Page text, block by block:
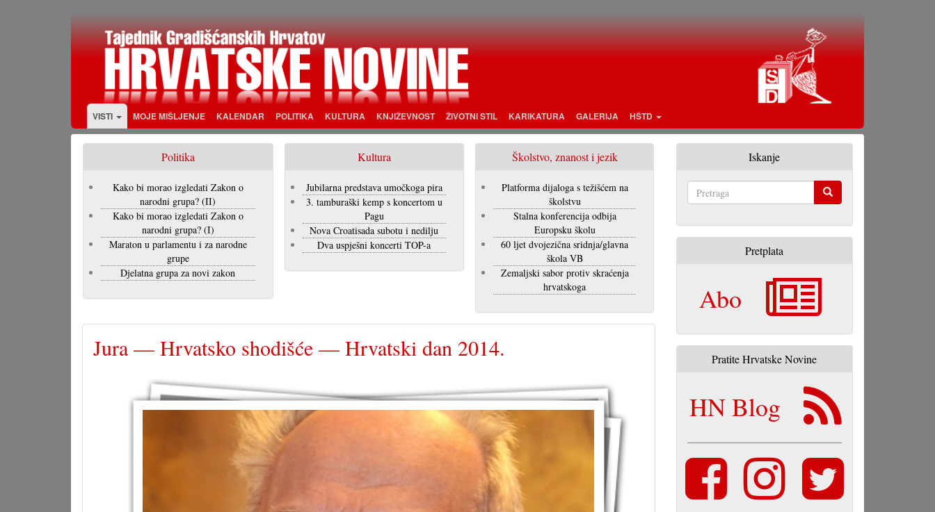
VISTI MOJE MIŠLJENJE KALENDAR POLITIKA KULTURA KNJIŽEVNOST ŽIVOTNI STIL KARIKATURA GALERIJA HŠTD
Politika
Kako bi morao izgledati Zakon o
narodni grupa? (II)
Kako bi morao izgledati Zakon o
narodni grupa? (I)
Maraton u parlamentu i za narodne
grupe
Djelatna grupa za novi zakon
Kultura
Jubilarna predstava umočkoga pira
3. tamburaški kemp s koncertom u
Pagu
Nova Croatisada subotu i nedilju
Dva uspješni koncerti TOP-a
Školstvo, znanost i jezik
Platforma dijaloga s težišćem na
školstvu
Stalna konferencija odbija
Europsku školu
60 ljet dvojezična sridnja/glavna
škola VB
Zemaljski sabor protiv skraćenja
hrvatskoga
Jura — Hrvatsko shodišće — Hrvatski dan 2014.
Iskanje
Pretplata
Abo
Pratite Hrvatske Novine
HN Blog